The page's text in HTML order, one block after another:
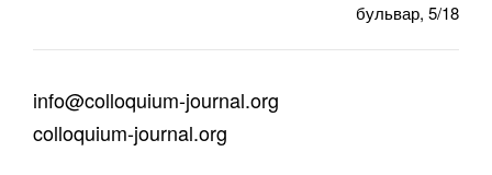
бульвар, 5/18
info@colloquium-journal.org
colloquium-journal.org